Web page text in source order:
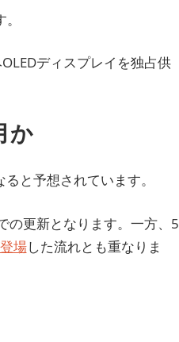
ディスプレイを独占供
か
ると予想されています。
の更新となります。一方、5
場した流れとも重なりま